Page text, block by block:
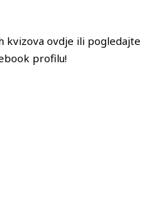
kvizova ovdje ili pogledajte
profilu!